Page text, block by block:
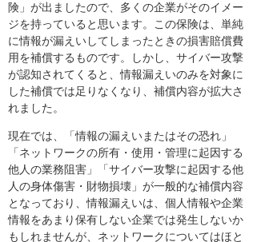
険」が出ましたので、多くの企業がそのイメー
ジを持っていると思います。この保険は、単純
に情報が漏えいしてしまったときの損害賠償費
用を補償するものです。しかし、サイバー攻撃
が認知されてくると、情報漏えいのみを対象に
した補償では足りなくなり、補償内容が拡大さ
れました。
現在では、「情報の漏えいまたはその恐れ」
「ネットワークの所有・使用・管理に起因する
他人の業務阻害」「サイバー攻撃に起因する他
人の身体傷害・財物損壊」が一般的な補償内容
となっており、情報漏えいは、個人情報や企業
情報をあまり保有しない企業では発生しないか
もしれませんが、ネットワークについてはほと